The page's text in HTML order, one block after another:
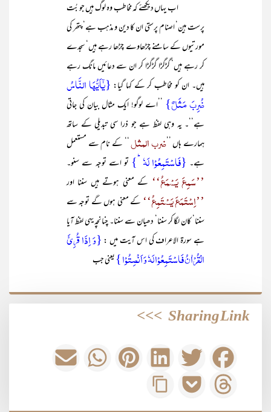
اب یہاں دیکھئے کہ مخاطب وہ لوگ ہیں جو بُت
پرست ہین‘ اصنام پرستی ان کا دین و مذہب ہے‘ پتھر کی
مورتیوں کے سامنے چڑھاوے چڑھا رہے ہیں‘ سجدے
کر رہے ہیں‘ گڑگڑا گڑگڑا کر ان سے دعائیں مانگ رہے
ہیں۔ ان کو مخاطب کر کے کہا گیا: {یٰۤاَیُّہَا النَّاسُ
ضُرِبَ مَثَلٌ} ’’اے لوگو! ایک مثال بیان کی جاتی
ہے‘‘۔ یہ وہی لفظ ہے جو ذرا سی تبدیلی کے ساتھ
ہمارے ہاں ’’ضرب المثل‘‘ کے نام سے مستعمل
ہے۔ {فَاسۡتَمِعُوۡا لَہٗ ؕ} تو اسے توجہ سے سنو۔
’’سَمِعَ یَسْمَعُ‘‘ کے معنی ہوتے ہیں سننا اور
’’اِسْتَمَعَ یَسْتَمِعُ‘‘ کے معنی ہوں گے توجہ سے
سننا‘ کان لگا کر سننا‘ دھیان سے سننا۔ چنانچہ یہی لفظ آیا
ہے سورۃ الاعراف کی اس آیت میں :{وَ اِذَا قُرِیَٔ
الۡقُرۡاٰنُ فَاسۡتَمِعُوۡا لَہٗ وَ اَنۡصِتُوۡا }یعنی جب
Sharing Link
>>>